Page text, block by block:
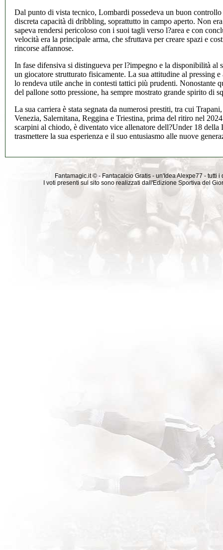
Dal punto di vista tecnico, Lombardi possedeva un buon controllo
discreta capacità di dribbling, soprattutto in campo aperto. Non
sapeva rendersi pericoloso con i suoi tagli verso l?area e con
velocità era la principale arma, che sfruttava per creare spazi e
rincorse affannose.
In fase difensiva si distingueva per l?impegno e la disponibilità al
un giocatore strutturato fisicamente. La sua attitudine al pressing
lo rendeva utile anche in contesti tattici più prudenti. Nonostante
del pallone sotto pressione, ha sempre mostrato grande spirito di
La sua carriera è stata segnata da numerosi prestiti, tra cui
Venezia, Salernitana, Reggina e Triestina, prima del ritiro nel
scarpini al chiodo, è diventato vice allenatore dell?Under 18 della
trasmettere la sua esperienza e il suo entusiasmo alle nuove
Fantamagic.it © - Fantacalcio Gratis - un'Idea Alexpe77 -
I voti presenti sul sito sono realizzati dall'Edizione Sportiva del